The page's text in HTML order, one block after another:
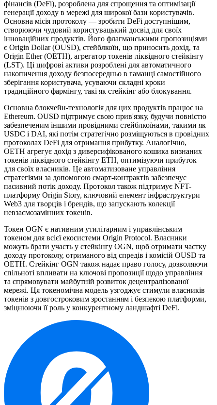
фінансів (DeFi), розроблена для спрощення та оптимізації
генерації доходу в мережі для широкої бази користувачів.
Основна місія протоколу — зробити DeFi доступнішим,
створюючи чудовий користувацький досвід для своїх
інноваційних продуктів. Його флагманськими пропозиціями
є Origin Dollar (OUSD), стейблкоїн, що приносить дохід, та
Origin Ether (OETH), агрегатор токенів ліквідного стейкінгу
(LST). Ці цифрові активи розроблені для автоматичного
накопичення доходу безпосередньо в гаманці самостійного
зберігання користувача, усуваючи складні кроки
традиційного фармінгу, такі як стейкінг або блокування.
Основна блокчейн-технологія для цих продуктів працює на
Ethereum. OUSD підтримує свою прив'язку, будучи повністю
забезпеченим іншими провідними стейблкоїнами, такими як
USDC і DAI, які потім стратегічно розміщуються в провідних
протоколах DeFi для отримання прибутку. Аналогічно,
OETH агрегує дохід з диверсифікованого кошика визнаних
токенів ліквідного стейкінгу ETH, оптимізуючи прибуток
для своїх власників. Це автоматизоване управління
стратегіями за допомогою смарт-контрактів забезпечує
пасивний потік доходу. Протокол також підтримує NFT-
платформу Origin Story, ключовий елемент інфраструктури
Web3 для творців і брендів, що запускають колекції
невзаємозамінних токенів.
Токен OGN є нативним утилітарним і управлінським
токеном для всієї екосистеми Origin Protocol. Власники
можуть брати участь у стейкінгу OGN, щоб отримати частку
доходу протоколу, отриманого від спредів і комісій OUSD та
OETH. Стейкінг OGN також надає право голосу, дозволяючи
спільноті впливати на ключові пропозиції щодо управління
та спрямовувати майбутній розвиток децентралізованої
мережі. Ця токеномічна модель узгоджує стимули власників
токенів з довгостроковим зростанням і безпекою платформи,
зміцнюючи її роль у конкурентному ландшафті DeFi.